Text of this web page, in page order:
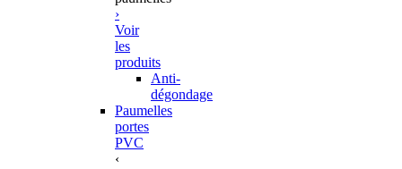
›
Voir
les
produits
Anti-
dégondage
Paumelles
portes
PVC
‹